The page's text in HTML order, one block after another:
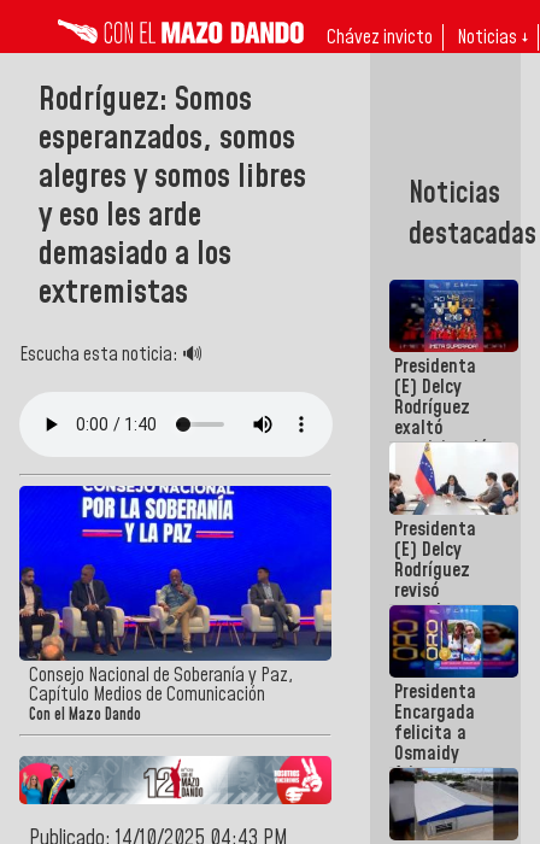
Chávez invicto Noticias ↓
Rodríguez: Somos
esperanzados, somos
alegres y somos libres
y eso les arde
demasiado a los
extremistas
Escucha esta noticia: 🔊
Consejo Nacional de Soberanía y Paz,
Capítulo Medios de Comunicación
Con el Mazo Dando
Noticias
destacadas
Presidenta
(E) Delcy
Rodríguez
exaltó
participación
de
Venezuela
en Juegos
Centroamericanos
y del Caribe
2026
Presidenta
(E) Delcy
Rodríguez
revisó
agenda
económica y
ejecución de
fondos de
emergencia
post-sismos
Presidenta
Encargada
felicita a
Osmaidy
Arias y
Giraly
Marcano por
hacer